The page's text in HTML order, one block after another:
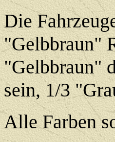
Die
"Gelbbraun"
"Gelbbraun"
sein, 1/3
Alle Farben